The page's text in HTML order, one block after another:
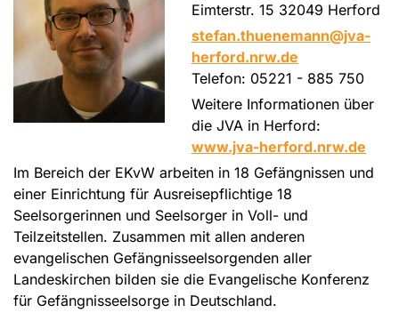
Eimterstr. 15 32049 Herford
stefan.thuenemann@jva-
herford.nrw.de
Telefon: 05221 - 885 750
Weitere Informationen über
die JVA in Herford:
www.jva-herford.nrw.de
Im Bereich der EKvW arbeiten in 18 Gefängnissen und
einer Einrichtung für Ausreisepflichtige 18
Seelsorgerinnen und Seelsorger in Voll- und
Teilzeitstellen. Zusammen mit allen anderen
evangelischen Gefängnisseelsorgenden aller
Landeskirchen bilden sie die Evangelische Konferenz
für Gefängnisseelsorge in Deutschland.